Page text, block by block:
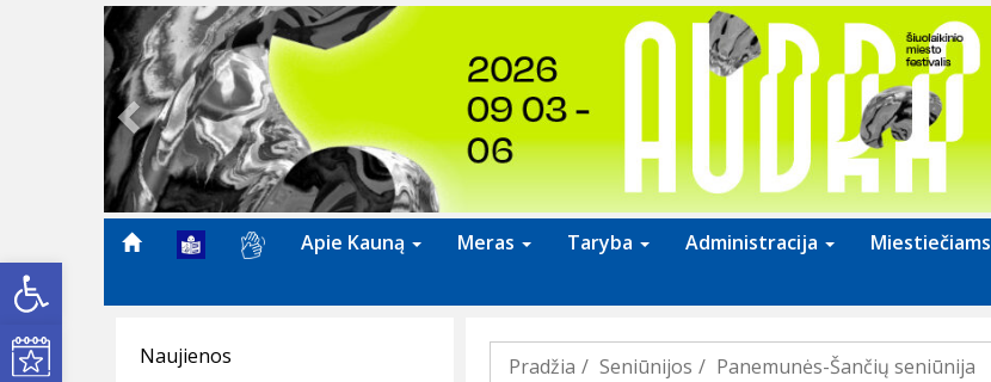
Open toolbar
Kultūros renginiai
Previous
Apie Kauną Meras Taryba Administracija Miestiečiams
Naujienos Pradžia Seniūnijos
Panemunės-Šančių seniūnija